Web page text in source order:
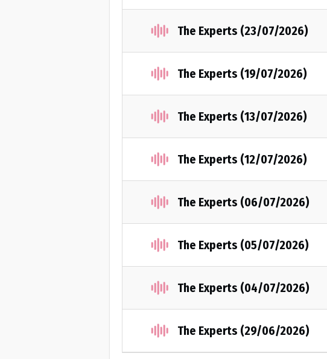
The Experts (23/07/2026)
The Experts (19/07/2026)
The Experts (13/07/2026)
The Experts (12/07/2026)
The Experts (06/07/2026)
The Experts (05/07/2026)
The Experts (04/07/2026)
The Experts (29/06/2026)